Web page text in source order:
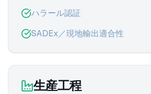
ハラール認証
SADEx／現地輸出適合性
生産工程